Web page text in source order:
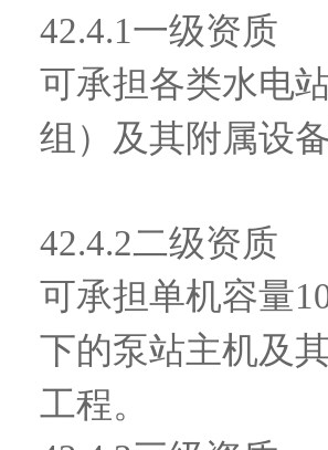
42.4.1一级资质
可承担各类水电
组）及其附属设
42.4.2二级资质
可承担单机容量
下的泵站主机及
工程。